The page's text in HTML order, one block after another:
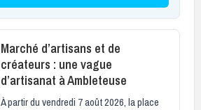
Marché d’artisans et de
créateurs : une vague
d’artisanat à Ambleteuse
À partir du vendredi 7 août 2026, la place